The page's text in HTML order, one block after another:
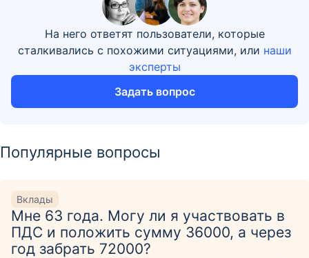
На него ответят пользователи, которые
сталкивались с похожими ситуациями, или наши
эксперты
Задать вопрос
Популярные вопросы
Вклады
Мне 63 года. Могу ли я участвовать в
ПДС и положить сумму 36000, а через
год забрать 72000?